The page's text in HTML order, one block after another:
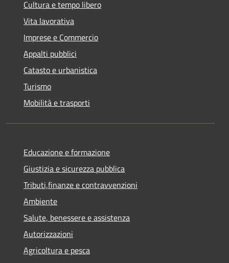
Cultura e tempo libero
Vita lavorativa
Imprese e Commercio
Appalti pubblici
Catasto e urbanistica
Turismo
Mobilità e trasporti
Educazione e formazione
Giustizia e sicurezza pubblica
Tributi,finanze e contravvenzioni
Ambiente
Salute, benessere e assistenza
Autorizzazioni
Agricoltura e pesca